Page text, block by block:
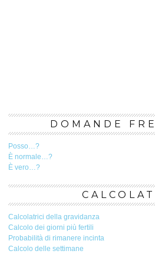
DOMANDE
Posso…?
È normale…?
È vero…?
Calcolatrici della gravidanza
Calcolo dei giorni più fertili
Probabilità di rimanere incinta
Calcolo delle settimane